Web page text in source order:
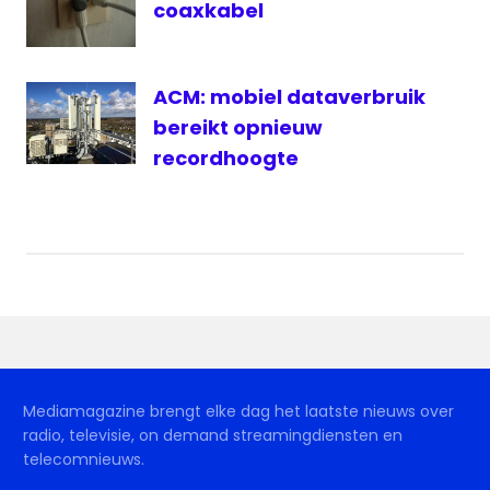
coaxkabel
ACM: mobiel dataverbruik
bereikt opnieuw
recordhoogte
Mediamagazine brengt elke dag het laatste nieuws over
radio, televisie, on demand streamingdiensten en
telecomnieuws.